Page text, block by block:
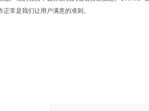
正常是我们让用户满意的准则。